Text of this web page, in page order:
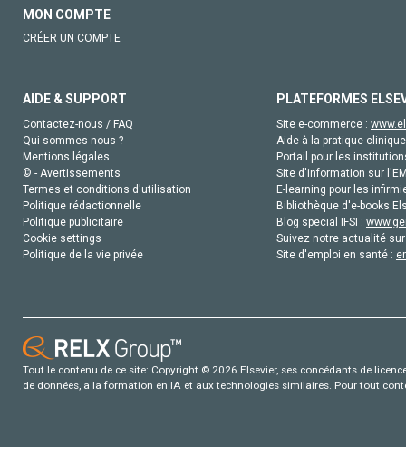
MON COMPTE
CRÉER UN COMPTE
AIDE & SUPPORT
Contactez-nous / FAQ
Qui sommes-nous ?
Mentions légales
© - Avertissements
Termes et conditions d'utilisation
Politique rédactionnelle
Politique publicitaire
Cookie settings
Politique de la vie privée
PLATEFORMES
Site e-commerce :
Aide à la pratique
Portail pour les
Site d'information sur
E-learning pour les
Bibliothèque d'e-books
Blog special IFSI :
Suivez notre actualité
Site d'emploi en santé :
Tout le contenu de ce site: Copyright © 2026 Elsevier, ses concédants de
de données, a la formation en IA et aux technologies similaires. Pour tout